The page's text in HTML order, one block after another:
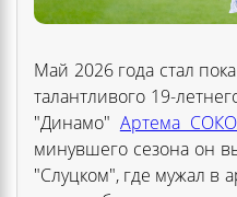
Май 2026 года стал
талантливого 19-
"Динамо" Артема
минувшего сезона он
"Слуцком", где мужал в